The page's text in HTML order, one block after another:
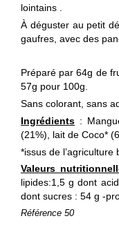
lointains .
À déguster au petit
gaufres, avec des
Préparé par 64g de
57g pour 100g.
Sans colorant, sans
Ingrédients :
(21%), lait de Coco*
*issus de l’agriculture
Valeurs
lipides:1,5 g dont
dont sucres : 54 g -
Référence 50